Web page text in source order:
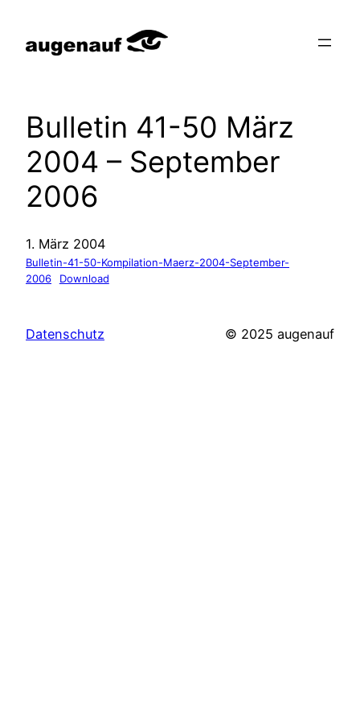
Inhalt
springen
Bulletin 41-50 März
2004 – September
2006
1. März 2004
Bulletin-41-50-Kompilation-Maerz-2004-September-
2006
Download
Datenschutz © 2025 augenauf